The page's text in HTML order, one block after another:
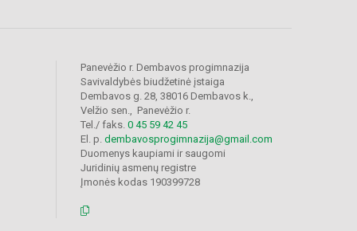
Panevėžio r. Dembavos progimnazija
Savivaldybės biudžetinė įstaiga
Dembavos g. 28, 38016 Dembavos k.,
Velžio sen., Panevėžio r.
Tel./ faks. 0 45 59 42 45
El. p. dembavosprogimnazija@gmail.com
Duomenys kaupiami ir saugomi
Juridinių asmenų registre
Įmonės kodas 190399728